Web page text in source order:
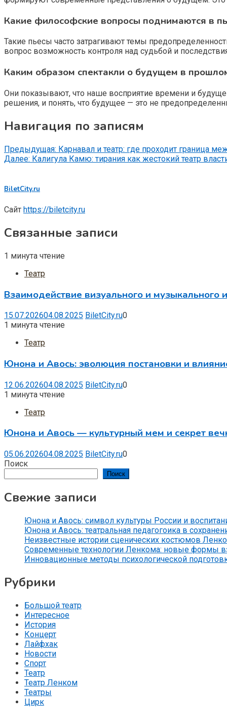
Какие философские вопросы поднимаются в
Такие пьесы часто затрагивают темы
вопрос возможность контроля над судьбой и
Каким образом спектакли о будущем в
Они показывают, что наше восприятие времени и
решения, и понять, что будущее — это не
Навигация по записям
Предыдущая: Карнавал и театр: где проходит граница
Далее: Калигула Камю: тирания как жестокий театр
BiletCity.ru
Сайт https://biletcity.ru
Связанные записи
1 минута чтение
Театр
Взаимодействие визуального и музыкального
15.07.202604.08.2025 BiletCity.ru0
1 минута чтение
Театр
Юнона и Авось: эволюция постановки и
12.06.202604.08.2025 BiletCity.ru0
1 минута чтение
Театр
Юнона и Авось — культурный мем и секрет
05.06.202604.08.2025 BiletCity.ru0
Поиск
Поиск
Свежие записи
Юнона и Авось: символ культуры России и
Юнона и Авось: театральная педагогоика в
Неизвестные истории сценических костюмов
Современные технологии Ленкома: новые формы
Инновационные методы психологической
Рубрики
Большой театр
Интересное
История
Концерт
Лайфхак
Новости
Спорт
Театр
Театр Ленком
Театры
Цирк